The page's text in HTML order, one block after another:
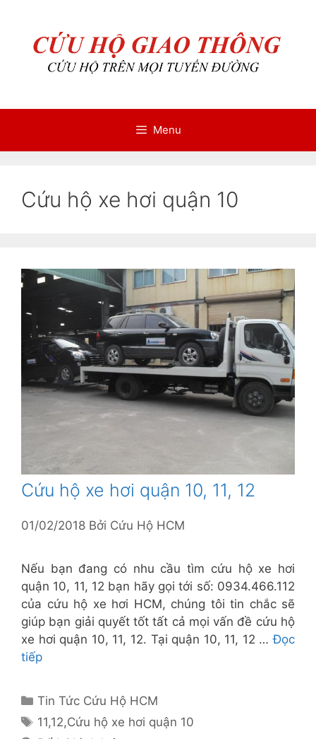
Menu
Cứu hộ xe hơi quận 10
Cứu hộ xe hơi quận 10, 11, 12
01/02/2018 Bởi Cứu Hộ HCM
Nếu bạn đang có nhu cầu tìm cứu hộ xe hơi
quận 10, 11, 12 bạn hãy gọi tới số: 0934.466.112
của cứu hộ xe hơi HCM, chúng tôi tin chắc sẽ
giúp bạn giải quyết tốt tất cả mọi vấn đề cứu hộ
xe hơi quận 10, 11, 12. Tại quận 10, 11, 12 …Đọc
tiếp
Danh
mục
Tin Tức Cứu Hộ HCM
Thẻ
11,12,Cứu hộ xe hơi quận 10